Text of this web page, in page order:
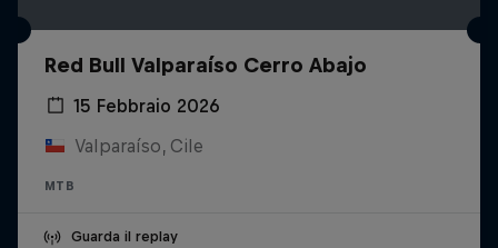
Red Bull Valparaíso Cerro Abajo
15 Febbraio 2026
Valparaíso, Cile
MTB
Guarda il replay